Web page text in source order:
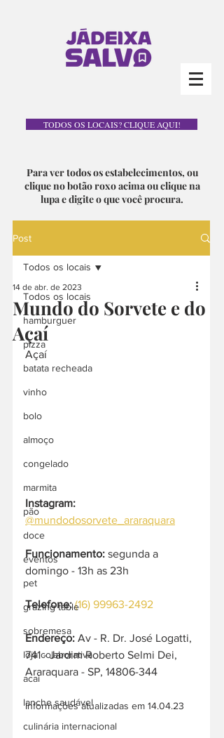
TODOS OS LOCAIS? CLIQUE AQUI!
Para ver todos os estabelecimentos, ou
clique no botão roxo acima ou clique na
lupa e digite o que você procura.
Post
Todos os locais
hamburguer
pizza
batata recheada
vinho
bolo
almoço
congelado
marmita
pão
doce
eventos
pet
grazing table
sobremesa
loja colaborativa
acai
lanche saudável
culinária internacional
Todos os locais
Mundo do Sorvete e do
Açaí
14 de abr. de 2023
Açaí
Instagram:
@mundodosorvete_araraquara
Funcionamento: segunda a
domingo - 13h as 23h
Telefone: (16) 99963-2492
Endereço: Av - R. Dr. José Logatti,
741 - Jardim Roberto Selmi Dei,
Araraquara - SP, 14806-344
Informações atualizadas em 14.04.23